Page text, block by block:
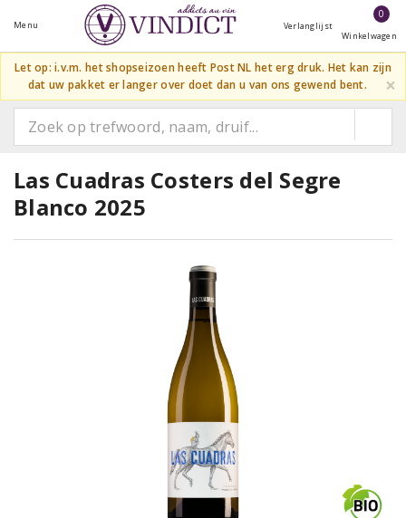
Menu Verlanglijst
0
Winkelwagen
Let op: i.v.m. het shopseizoen heeft Post NL het erg druk. Het kan zijn
dat uw pakket er langer over doet dan u van ons gewend bent.
×
Las Cuadras Costers del Segre
Blanco 2025